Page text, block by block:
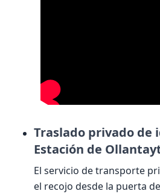
Traslado privado de
Estación de
El servicio de transporte
el recojo desde la puerta